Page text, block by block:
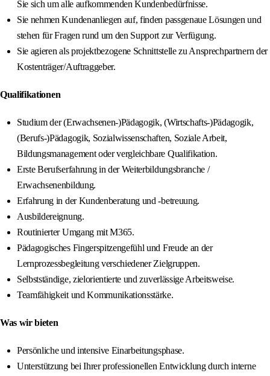
Sie sich um alle aufkommenden Kundenbedürfnisse.
Sie nehmen Kundenanliegen auf, finden passgenaue Lösungen und
stehen für Fragen rund um den Support zur Verfügung.
Sie agieren als projektbezogene Schnittstelle zu Ansprechpartnern der
Kostenträger/Auftraggeber.
Qualifikationen
Studium der (Erwachsenen-)Pädagogik, (Wirtschafts-)Pädagogik,
(Berufs-)Pädagogik, Sozialwissenschaften, Soziale Arbeit,
Bildungsmanagement oder vergleichbare Qualifikation.
Erste Berufserfahrung in der Weiterbildungsbranche /
Erwachsenenbildung.
Erfahrung in der Kundenberatung und -betreuung.
Ausbildereignung.
Routinierter Umgang mit M365.
Pädagogisches Fingerspitzengefühl und Freude an der
Lernprozessbegleitung verschiedener Zielgruppen.
Selbstständige, zielorientierte und zuverlässige Arbeitsweise.
Teamfähigkeit und Kommunikationsstärke.
Was wir bieten
Persönliche und intensive Einarbeitungsphase.
Unterstützung bei Ihrer professionellen Entwicklung durch interne